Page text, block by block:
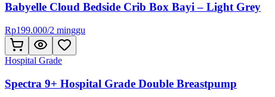
Babyelle Cloud Bedside Crib Box Bayi – Light Grey
Rp199.000/2 minggu
Hospital Grade
Spectra 9+ Hospital Grade Double Breastpump